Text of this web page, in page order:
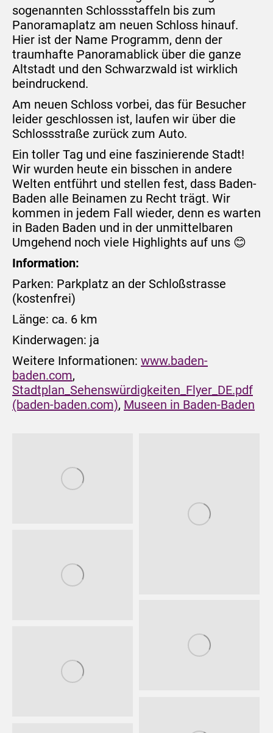
sogenannten Schlossstaffeln bis zum
Panoramaplatz am neuen Schloss hinauf.
Hier ist der Name Programm, denn der
traumhafte Panoramablick über die ganze
Altstadt und den Schwarzwald ist wirklich
beindruckend.
Am neuen Schloss vorbei, das für Besucher
leider geschlossen ist, laufen wir über die
Schlossstraße zurück zum Auto.
Ein toller Tag und eine faszinierende Stadt!
Wir wurden heute ein bisschen in andere
Welten entführt und stellen fest, dass Baden-
Baden alle Beinamen zu Recht trägt. Wir
kommen in jedem Fall wieder, denn es warten
in Baden Baden und in der unmittelbaren
Umgehend noch viele Highlights auf uns 😊
Information:
Parken: Parkplatz an der Schloßstrasse
(kostenfrei)
Länge: ca. 6 km
Kinderwagen: ja
Weitere Informationen: www.baden-
baden.com,
Stadtplan_Sehenswürdigkeiten_Flyer_DE.pdf
(baden-baden.com), Museen in Baden-Baden